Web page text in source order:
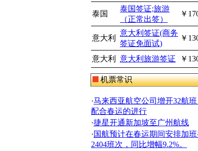
泰国
泰国签证;旅游
（正常出签）
￥
意大利
意大利签证(商务
签证免面试)
￥
意大利 意大利旅游签证 ￥
机票常识
·马来西亚航空公司增开32航班
配合春运的进行
·捷星开通新加坡至广州航线
·国航预计在春运期间安排加
2404班次，同比增幅9.2%。